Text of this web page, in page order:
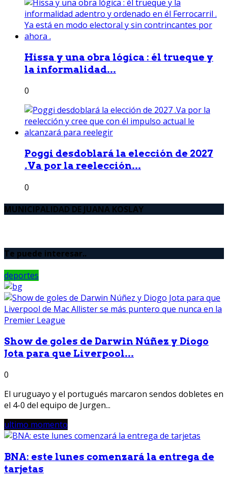
Hissa y una obra lógica : él trueque y
la informalidad...
0
Poggi desdoblará la elección de 2027
.Va por la reelección...
0
MUNICIPALIDAD DE JUANA KOSLAY
Te puede interesar..
deportes
Show de goles de Darwin Núñez y Diogo
Jota para que Liverpool...
0
El uruguayo y el portugués marcaron sendos dobletes en
el 4-0 del equipo de Jurgen...
ultimo momento
BNA: este lunes comenzará la entrega de
tarjetas